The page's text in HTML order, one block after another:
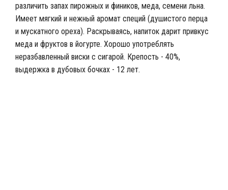
различить запах пирожных и фиников, меда, семени льна.
Имеет мягкий и нежный аромат специй (душистого перца
и мускатного ореха). Раскрываясь, напиток дарит привкус
меда и фруктов в йогурте. Хорошо употреблять
неразбавленный виски с сигарой. Крепость - 40%,
выдержка в дубовых бочках - 12 лет.